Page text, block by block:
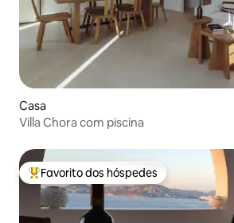
Casa
Villa Chora com piscina
Favoritos dos hóspedes mais apreciados
Favorito dos hóspedes